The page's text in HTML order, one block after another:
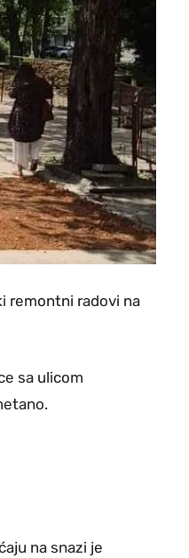
remontni radovi na
sa ulicom
na snazi je